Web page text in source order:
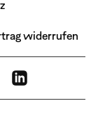
widerrufen